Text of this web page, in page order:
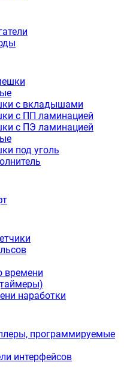
с вкладышами
с ПП ламинацией
с ПЭ ламинацией
под уголь
времени
наработки
программируемые
интерфейсов